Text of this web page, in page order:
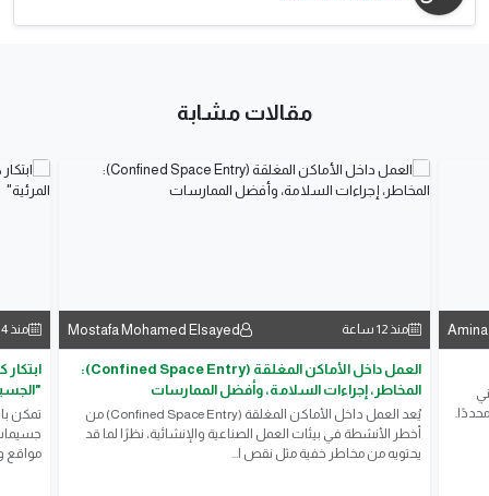
مقالات مشابة
منذ 12 ساعة Mostafa Mohamed Elsayed
العمل داخل الأماكن المغلقة (Confined Space Entry):
المخاطر، إجراءات السلامة، وأفضل الممارسات
يُعد العمل داخل الأماكن المغلقة (Confined Space Entry) من
أخطر الأنشطة في بيئات العمل الصناعية والإنشائية، نظرًا لما قد
يحتويه من مخاطر خفية مثل نقص ا...
منذ 14 ساعة
تمكن
جسيمات
مواقع